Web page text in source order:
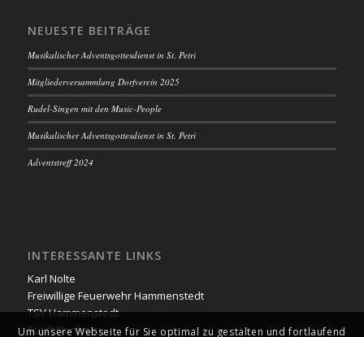
NEUESTE BEITRÄGE
Musikalischer Adventsgottesdienst in St. Petri
Mitgliederversammlung Dorfverein 2025
Rudel-Singen mit den Music-People
Musikalischer Adventsgottesdienst in St. Petri
Adventstreff 2024
INTERESSANTE LINKS
Karl Nolte
Freiwillige Feuerwehr Hammenstedt
TSV Hammenstedt
Stadt Northeim
Um unsere Webseite für Sie optimal zu gestalten und fortlaufend